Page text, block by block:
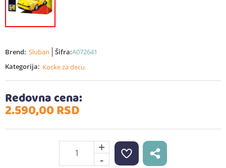
Brend: Sluban Šifra:A072641
Kategorija: Kocke za decu
Redovna cena:
2.590,00RSD
+
-